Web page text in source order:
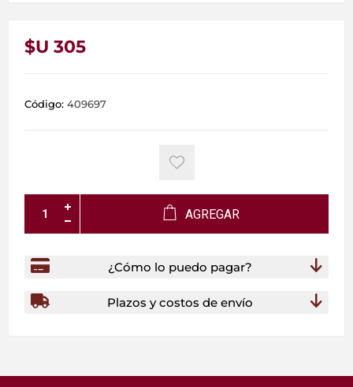
$U 305
Código: 409697
AGREGAR
¿Cómo lo puedo pagar?
Plazos y costos de envío